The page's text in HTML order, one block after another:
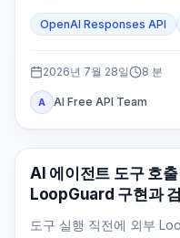
쓰는 것은 도구 결과 뒤에
할 때뿐입니다.
OpenAI Responses API
2026년 7월 28일 8 분
A AI Free API Team
AI API
AI 에이전트 도구 호
LoopGuard 구현과
도구 실행 직전에 외부